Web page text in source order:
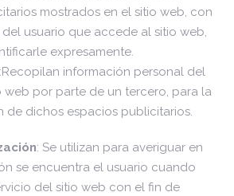
mostrados en el sitio web, con
usuario que accede al sitio web,
expresamente.
información personal del
web por parte de un tercero, para la
de dichos espacios publicitarios.
: Se utilizan para averiguar en
se encuentra el usuario cuando
del sitio web con el fin de